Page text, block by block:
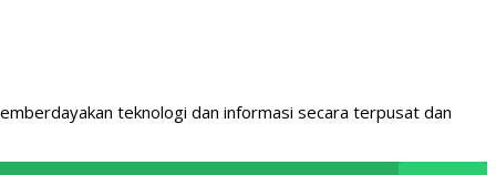
teknologi dan informasi secara terpusat dan